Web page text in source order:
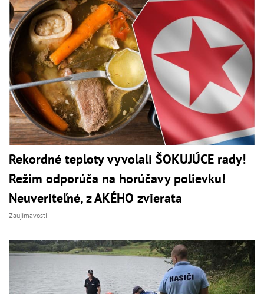
Rekordné teploty vyvolali ŠOKUJÚCE rady!
Režim odporúča na horúčavy polievku!
Neuveriteľné, z AKÉHO zvierata
Zaujímavosti